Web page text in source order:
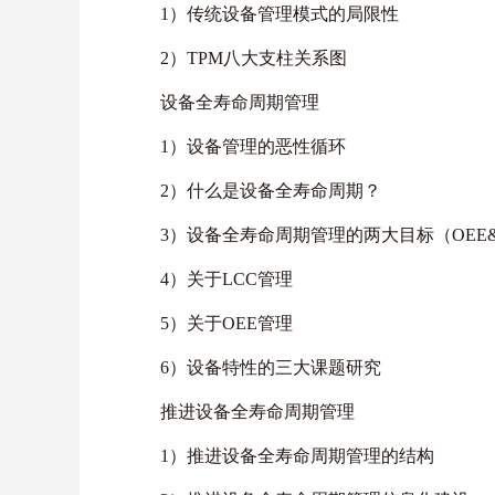
1）传统设备管理模式的局限性
2）TPM八大支柱关系图
设备全寿命周期管
1）设备管理的恶性循环
2）什么是设备全寿命周期？
3）设备全寿命周期管理的两大目标（
4）关于LCC管理
5）关于OEE管理
6）设备特性的三大课题研究
推进设备全寿命周期管理
1）推进设备全寿命周期管理的结构